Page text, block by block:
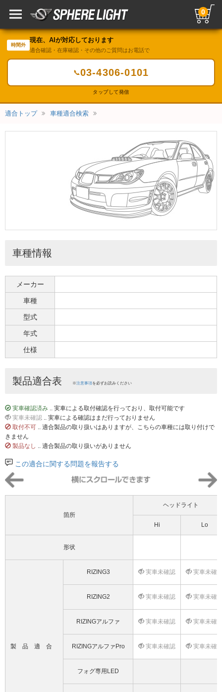
0
時間外
現在、AIが対応しております
適合確認・在庫確認・その他のご質問はお電話で
📞03-4306-0101
タップして発信
適合トップ 車種適合検索
車種情報
メーカー
車種
型式
年式
仕様
製品適合表 ※注意事項を必ずお読みください
実車確認済み .. 実車による取付確認を行っており、取付可能です
実車未確認 .. 実車による確認はまだ行っておりません
取付不可 .. 適合製品の取り扱いはありますが、こちらの車種には取り付けで
きません
製品なし .. 適合製品の取り扱いがありません
この適合に関する問題を報告する
箇所
ヘッドライト
Hi Lo
形状
製品適合
RIZING3 実車未確認 実車未確
RIZING2 実車未確認 実車未確
RIZINGアルファ 実車未確認 実車未確
RIZINGアルファPro 実車未確認 実車未確
フォグ専用LED